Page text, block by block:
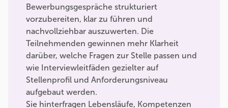
Bewerbungsgespräche strukturiert
vorzubereiten, klar zu führen und
nachvollziehbar auszuwerten. Die
Teilnehmenden gewinnen mehr Klarheit
darüber, welche Fragen zur Stelle passen und
wie Interviewleitfäden gezielter auf
Stellenprofil und Anforderungsniveau
aufgebaut werden.
Sie hinterfragen Lebensläufe, Kompetenzen